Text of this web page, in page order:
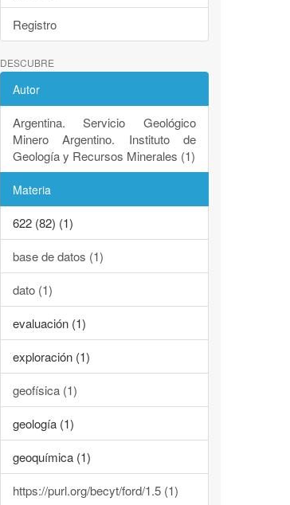
Registro
DESCUBRE
Autor
Argentina. Servicio Geológico
Minero Argentino. Instituto de
Geología y Recursos Minerales (1)
Materia
622 (82) (1)
base de datos (1)
dato (1)
evaluación (1)
exploración (1)
geofísica (1)
geología (1)
geoquímica (1)
https://purl.org/becyt/ford/1.5 (1)